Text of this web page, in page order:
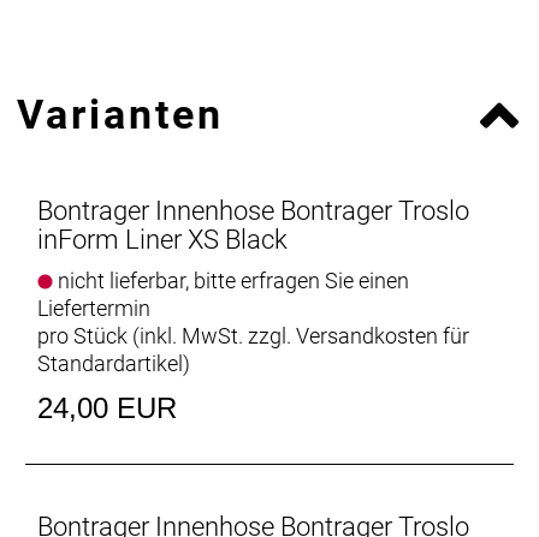
Varianten
Bontrager Innenhose Bontrager Troslo
inForm Liner XS Black
nicht lieferbar, bitte erfragen Sie einen
Liefertermin
pro Stück (inkl. MwSt. zzgl. Versandkosten für
Standardartikel)
24,00 EUR
Bontrager Innenhose Bontrager Troslo